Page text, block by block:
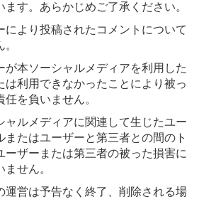
す。あらかじめご了承ください。
により投稿されたコメントについて
が本ソーシャルメディアを利用した
は利用できなかったことにより被っ
を負いません。
ャルメディアに関連して生じたユー
またはユーザーと第三者との間のト
ーザーまたは第三者の被った損害に
せん。
運営は予告なく終了、削除される場